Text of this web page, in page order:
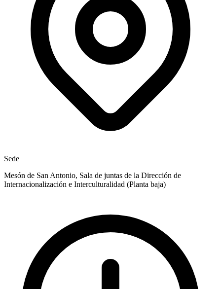
Sede
Mesón de San Antonio, Sala de juntas de la Dirección de
Internacionalización e Interculturalidad (Planta baja)